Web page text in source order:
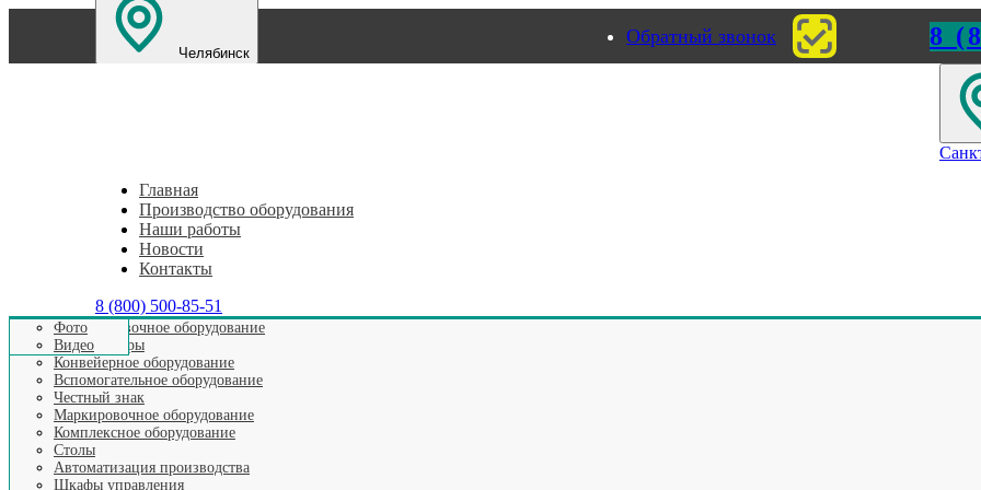
Челябинск
Обратный звонок 8
Главная
Производство оборудования
Этикетировочное оборудование
Аппликаторы
Конвейерное оборудование
Вспомогательное оборудование
Честный знак
Маркировочное оборудование
Комплексное оборудование
Столы
Автоматизация производства
Шкафы управления
Наши работы
Фото
Видео
Новости
Контакты
8 (800) 500-85-51
Главная > Наши новости